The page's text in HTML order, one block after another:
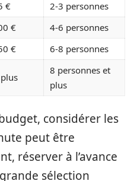
€
2-3 personnes
€
4-6 personnes
€ 6-8 personnes
8 personnes et
plus
considérer les
peut être
réserver à l’avance
sélection